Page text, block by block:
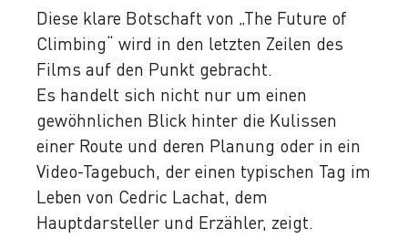
Diese klare Botschaft von „The Future of
Climbing“ wird in den letzten Zeilen des
Films auf den Punkt gebracht.
Es handelt sich nicht nur um einen
gewöhnlichen Blick hinter die Kulissen
einer Route und deren Planung oder in ein
Video-Tagebuch, der einen typischen Tag im
Leben von Cedric Lachat, dem
Hauptdarsteller und Erzähler, zeigt.